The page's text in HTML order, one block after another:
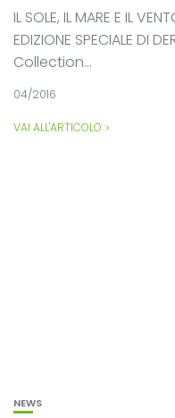
IL SOLE, IL MARE E IL
EDIZIONE SPECIALE DI
Collection...
04/2016
VAI ALL'ARTICOLO
NEWS